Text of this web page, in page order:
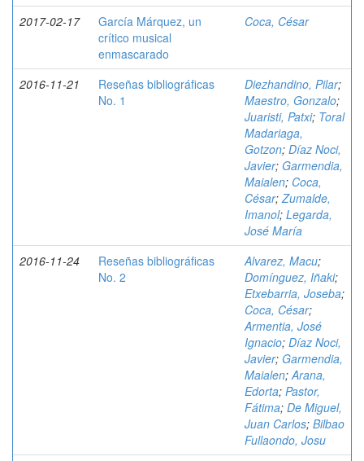
2017-02-17
García Márquez, un
crítico musical
enmascarado
Coca, César
2016-11-21
Reseñas bibliográficas
No. 1
Diezhandino, Pilar;
Maestro, Gonzalo;
Juaristi, Patxi; Toral
Madariaga,
Gotzon; Díaz Noci,
Javier; Garmendia,
Maialen; Coca,
César;Zumalde,
Imanol; Legarda,
José María
2016-11-24
Reseñas bibliográficas
No. 2
Alvarez, Macu;
Domínguez, Iñaki;
Etxebarria, Joseba;
Coca, César;
Armentia, José
Ignacio; Díaz Noci,
Javier; Garmendia,
Maialen;Arana,
Edorta; Pastor,
Fátima; De Miguel,
Juan Carlos; Bilbao
Fullaondo, Josu